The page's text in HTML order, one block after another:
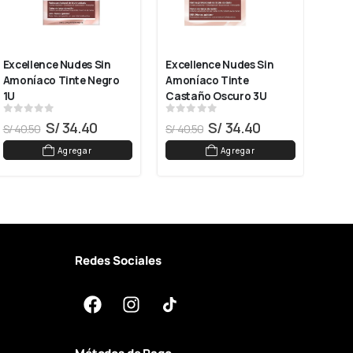
Excellence Nudes Sin
Amoníaco Tinte Negro
1U
S/40.50 S/34.40
Agregar
Excellence Nudes Sin
Amoníaco Tinte
Castaño Oscuro 3U
S/40.50 S/34.40
Agregar
Redes Sociales